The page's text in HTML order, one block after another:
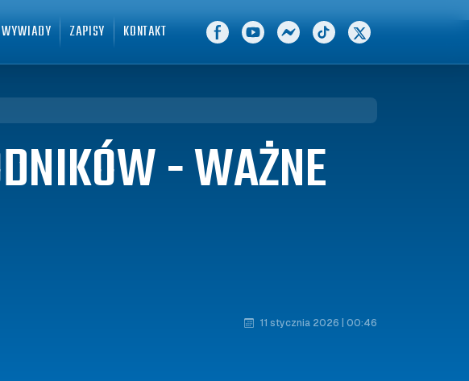
WYWIADY ZAPISY KONTAKT
- WAŻNE
11 stycznia 2026 | 00:46